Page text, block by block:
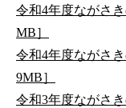
令和4年度ながさ
MB］
令和4年度ながさ
9MB］
令和3年度ながさ